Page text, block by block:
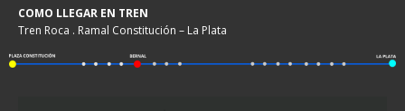
COMO LLEGAR EN TREN
Tren Roca . Ramal Constitución – La Plata